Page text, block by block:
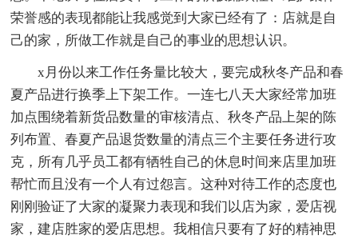
荣誉感的表现都能让我感觉到大家已经有了：店就是自
己的家，所做工作就是自己的事业的思想认识。
x月份以来工作任务量比较大，要完成秋冬产品和春
夏产品进行换季上下架工作。一连七八天大家经常加班
加点围绕着新货品数量的审核清点、秋冬产品上架的陈
列布置、春夏产品退货数量的清点三个主要任务进行攻
克，所有几乎员工都有牺牲自己的休息时间来店里加班
帮忙而且没有一个人有过怨言。这种对待工作的态度也
刚刚验证了大家的凝聚力表现和我们以店为家，爱店视
家，建店胜家的爱店思想。我相信只要有了好的精神思